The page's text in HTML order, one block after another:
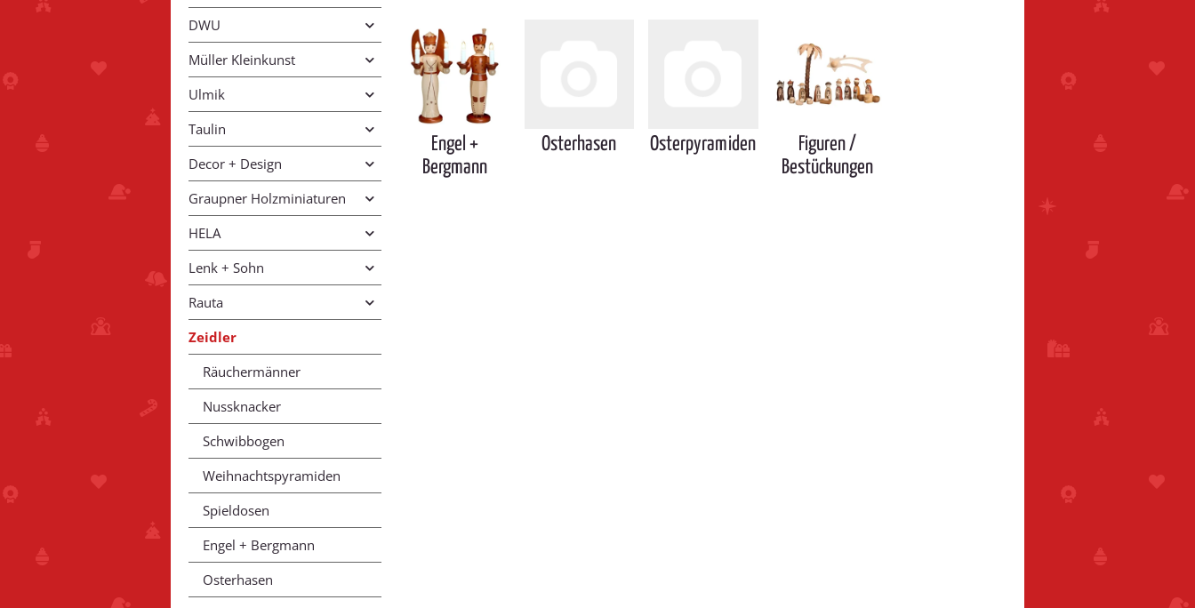
Engel +
Bergmann
Osterhasen Osterpyramiden
Figuren /
Bestückungen
DWU
Müller Kleinkunst
Ulmik
Taulin
Decor + Design
Graupner Holzminiaturen
HELA
Lenk + Sohn
Rauta
Zeidler
Räuchermänner
Nussknacker
Schwibbogen
Weihnachtspyramiden
Spieldosen
Engel + Bergmann
Osterhasen